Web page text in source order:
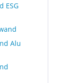
ESG
Alu